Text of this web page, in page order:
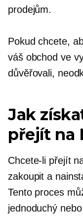
prodejům.
Pokud chcete,
váš obchod ve
důvěřovali,
Jak
přejít na
Chcete-li přejít
zakoupit a
Tento proces
jednoduchý